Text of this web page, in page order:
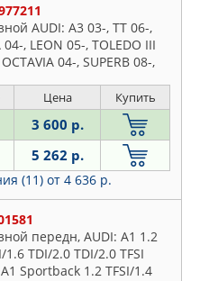
AUDI: A3 03-, TT 06-,
04-, LEON 05-, TOLEDO III
04-, SUPERB 08-,
Цена Купить
3 600 р.
5 262 р.
(11) от 4 636 р.
передн, AUDI: A1 1.2
1.6 TDI/2.0 TDI/2.0 TFSI
Sportback 1.2 TFSI/1.4